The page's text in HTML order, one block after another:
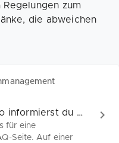
zum
die abweichen
FAQ erstellen: So informierst du deine Kunden zu häufig gestellten Fragen
für eine
Seite. Auf einer